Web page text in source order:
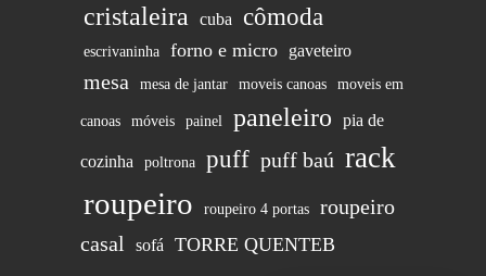
cristaleira cuba cômoda
escrivaninha forno e micro gaveteiro
mesa mesa de jantar moveis canoas moveis em
canoas móveis painel paneleiro pia de
cozinha poltrona puff puff baú rack
roupeiro roupeiro 4 portas
roupeiro
casal
sofá TORRE QUENTEB